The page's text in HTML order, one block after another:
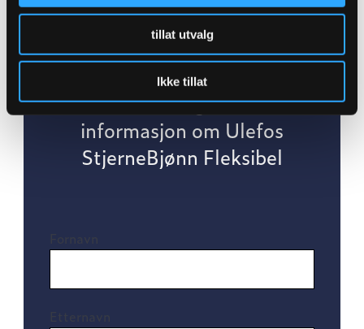
tillat utvalg
Ikke tillat
Kontakt meg for mer
informasjon om Ulefos
StjerneBjønn Fleksibel